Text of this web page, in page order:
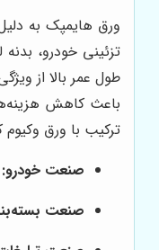
ورق هایمپک به
تزئینی خودرو،
طول عمر بالا از
باعث کاهش
ترکیب با ورق
صنعت خودرو:
صنعت